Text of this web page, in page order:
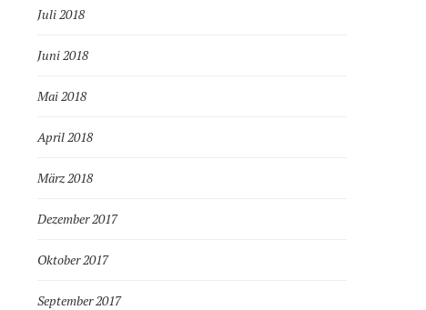
Juli 2018
Juni 2018
Mai 2018
April 2018
März 2018
Dezember 2017
Oktober 2017
September 2017